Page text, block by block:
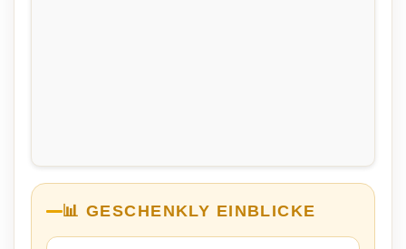
📊 GESCHENKLY EINBLICKE